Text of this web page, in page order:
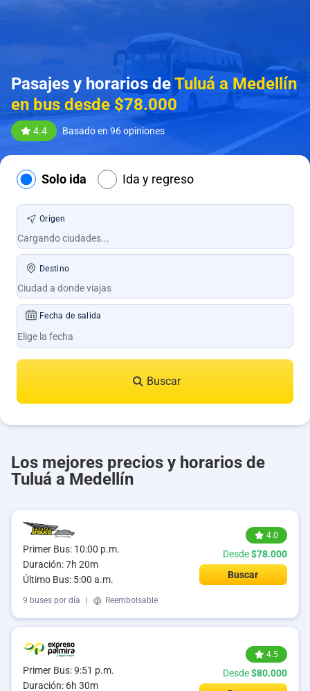
Pasajes y horarios deTuluá a Medellín
en bus desde $78.000
4.4 Basado en 96 opiniones
Solo ida Ida y regreso
Origen
Destino
Fecha de salida
Buscar
Los mejores precios y horarios de
Tuluá a Medellín
Primer Bus: 10:00 p.m.
Duración: 7h 20m
Último Bus: 5:00 a.m.
4.0
Desde$78.000
Buscar
9 buses por día Reembolsable
Primer Bus: 9:51 p.m.
Duración: 6h 30m
4.5
Desde$80.000